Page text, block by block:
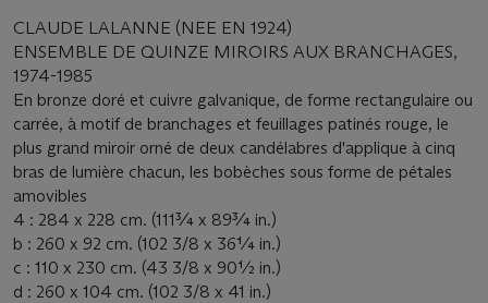
CLAUDE LALANNE (NEE EN 1924)
ENSEMBLE DE QUINZE MIROIRS AUX BRANCHAGES,
1974-1985
En bronze doré et cuivre galvanique, de forme rectangulaire ou
carrée, à motif de branchages et feuillages patinés rouge, le
plus grand miroir orné de deux candélabres d'applique à cinq
bras de lumière chacun, les bobèches sous forme de pétales
amovibles
4 : 284 x 228 cm. (111¾ x 89¾ in.)
b : 260 x 92 cm. (102 3/8 x 36¼ in.)
c : 110 x 230 cm. (43 3/8 x 90½ in.)
d : 260 x 104 cm. (102 3/8 x 41 in.)